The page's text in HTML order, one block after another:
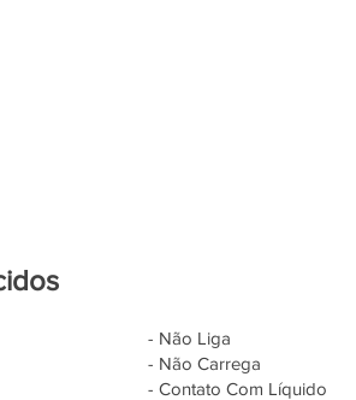
- Não Liga
- Não Carrega
- Contato Com Líquido